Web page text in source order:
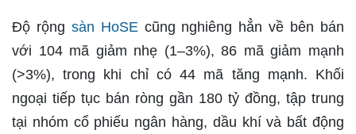
Độ rộng sàn HoSEcũng nghiêng hẳn về bên bán
với 104 mã giảm nhẹ (1–3%), 86 mã giảm mạnh
(>3%), trong khi chỉ có 44 mã tăng mạnh. Khối
ngoại tiếp tục bán ròng gần 180 tỷ đồng, tập trung
tại nhóm cổ phiếu ngân hàng, dầu khí và bất động